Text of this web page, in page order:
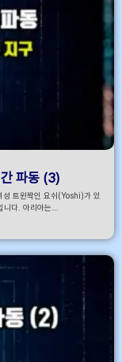
파동 (3)
성 트윈짝인 요쉬(Yoshi)가 있
니다. 아리아는...